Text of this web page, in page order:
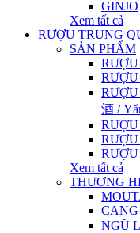
GINJO
Xem tất cả
RƯỢU TRUNG
SẢN PHẨM
酒 /
Xem tất cả
THƯƠNG
NGŨ